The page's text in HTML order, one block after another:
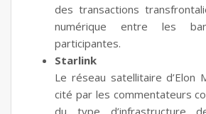
des transactions
numérique entre les
participantes.
Starlink
Le réseau satellitaire d’Elon
cité par les commentateurs
du type d’infrastructure